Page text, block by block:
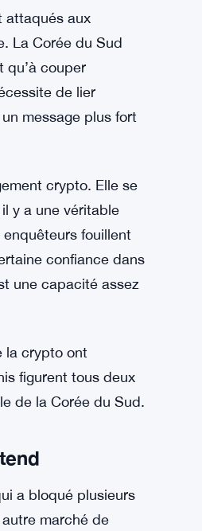
pas
attaqués aux
La Corée du Sud
qu’à couper
de lier
message plus fort
crypto. Elle se
y a une véritable
fouillent
une capacité assez
la crypto ont